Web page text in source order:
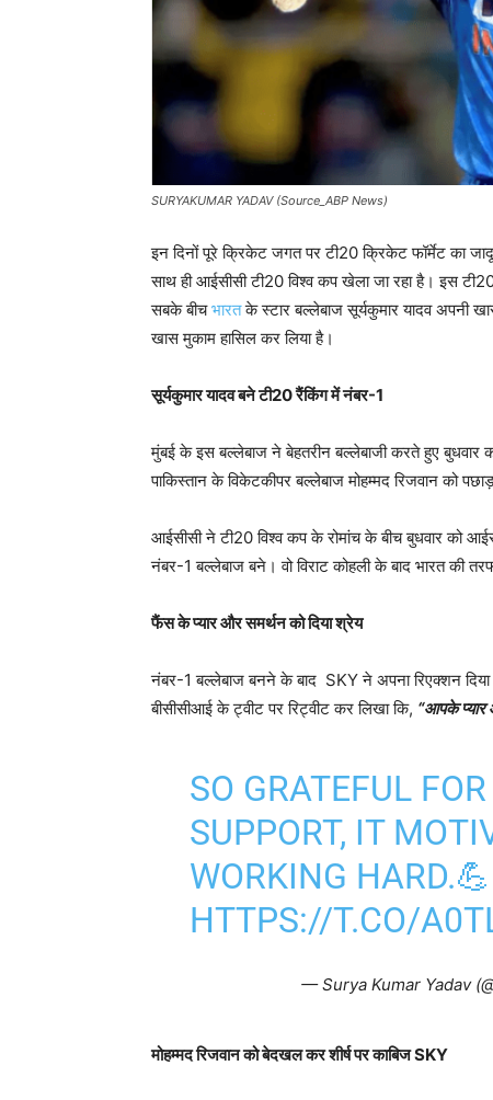
SURYAKUMAR YADAV (Source_ABP News)
इन दिनों पूरे क्रिकेट जगत पर टी20 क्रिकेट फॉर्मेट का
साथ ही आईसीसी टी20 विश्व कप खेला जा रहा है। इस
सबके बीचभारतके स्टार बल्लेबाज सूर्यकुमार यादव अपनी
खास मुकाम हासिल कर लिया है।
सूर्यकुमार यादव बने टी20 रैंकिंग में नंबर-1
मुंबई के इस बल्लेबाज ने बेहतरीन बल्लेबाजी करते हुए
पाकिस्तान के विकेटकीपर बल्लेबाज मोहम्मद रिजवान को
आईसीसी ने टी20 विश्व कप के रोमांच के बीच बुधवार को
नंबर-1 बल्लेबाज बने। वो विराट कोहली के बाद भारत की
फैंस के प्यार और समर्थन को दिया श्रेय
नंबर-1 बल्लेबाज बनने के बाद SKY ने अपना रिएक्शन
बीसीसीआई के ट्वीट पर रिट्वीट कर लिखा कि, “आपके प्यार
SO GRATEFUL
SUPPORT, IT
WORKING HARD.💪
HTTPS://T.CO/
— Surya Kumar Yadav
मोहम्मद रिजवान को बेदखल कर शीर्ष पर काबिजSKY